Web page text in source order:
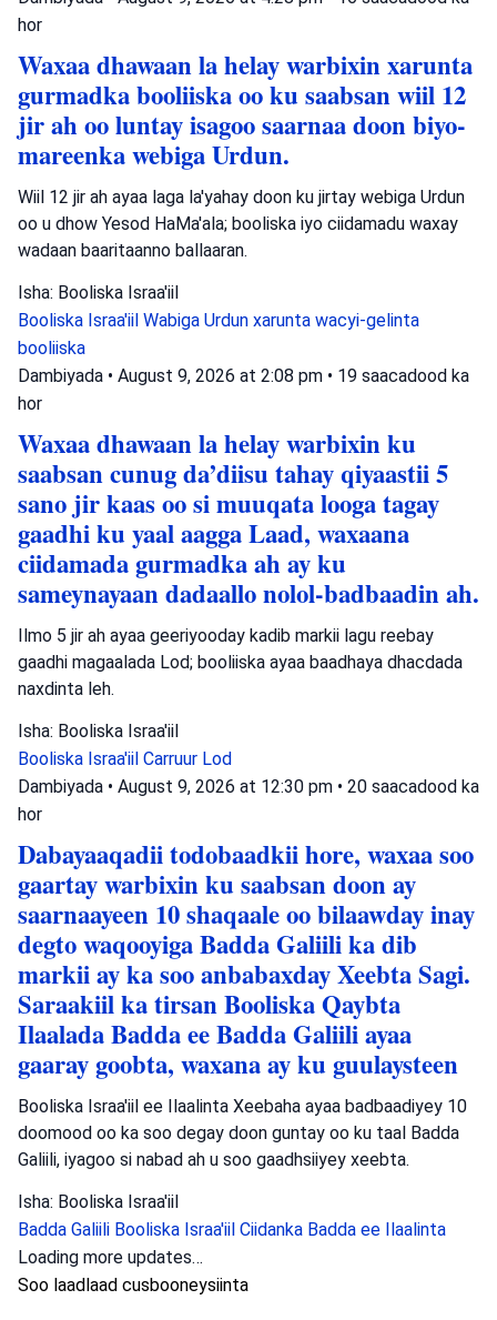
hor
Waxaa dhawaan la helay warbixin xarunta
gurmadka booliiska oo ku saabsan wiil 12
jir ah oo luntay isagoo saarnaa doon biyo-
mareenka webiga Urdun.
Wiil 12 jir ah ayaa laga la'yahay doon ku jirtay webiga Urdun
oo u dhow Yesod HaMa'ala; booliska iyo ciidamadu waxay
wadaan baaritaanno ballaaran.
Isha: Booliska Israa'iil
Booliska Israa'iil Wabiga Urdun xarunta wacyi-gelinta
booliiska
Dambiyada • August 9, 2026 at 2:08 pm • 19 saacadood ka
hor
Waxaa dhawaan la helay warbixin ku
saabsan cunug da’diisu tahay qiyaastii 5
sano jir kaas oo si muuqata looga tagay
gaadhi ku yaal aagga Laad, waxaana
ciidamada gurmadka ah ay ku
sameynayaan dadaallo nolol-badbaadin ah.
Ilmo 5 jir ah ayaa geeriyooday kadib markii lagu reebay
gaadhi magaalada Lod; booliiska ayaa baadhaya dhacdada
naxdinta leh.
Isha: Booliska Israa'iil
Booliska Israa'iil Carruur Lod
Dambiyada • August 9, 2026 at 12:30 pm • 20 saacadood ka
hor
Dabayaaqadii todobaadkii hore, waxaa soo
gaartay warbixin ku saabsan doon ay
saarnaayeen 10 shaqaale oo bilaawday inay
degto waqooyiga Badda Galiili ka dib
markii ay ka soo anbabaxday Xeebta Sagi.
Saraakiil ka tirsan Booliska Qaybta
Ilaalada Badda ee Badda Galiili ayaa
gaaray goobta, waxana ay ku guulaysteen
Booliska Israa'iil ee Ilaalinta Xeebaha ayaa badbaadiyey 10
doomood oo ka soo degay doon guntay oo ku taal Badda
Galiili, iyagoo si nabad ah u soo gaadhsiiyey xeebta.
Isha: Booliska Israa'iil
Badda Galiili Booliska Israa'iil Ciidanka Badda ee Ilaalinta
Dambiyada • August 8, 2026 at 11:52 pm
Wax yar ka hor, waxaa lagu soo qabtay nin